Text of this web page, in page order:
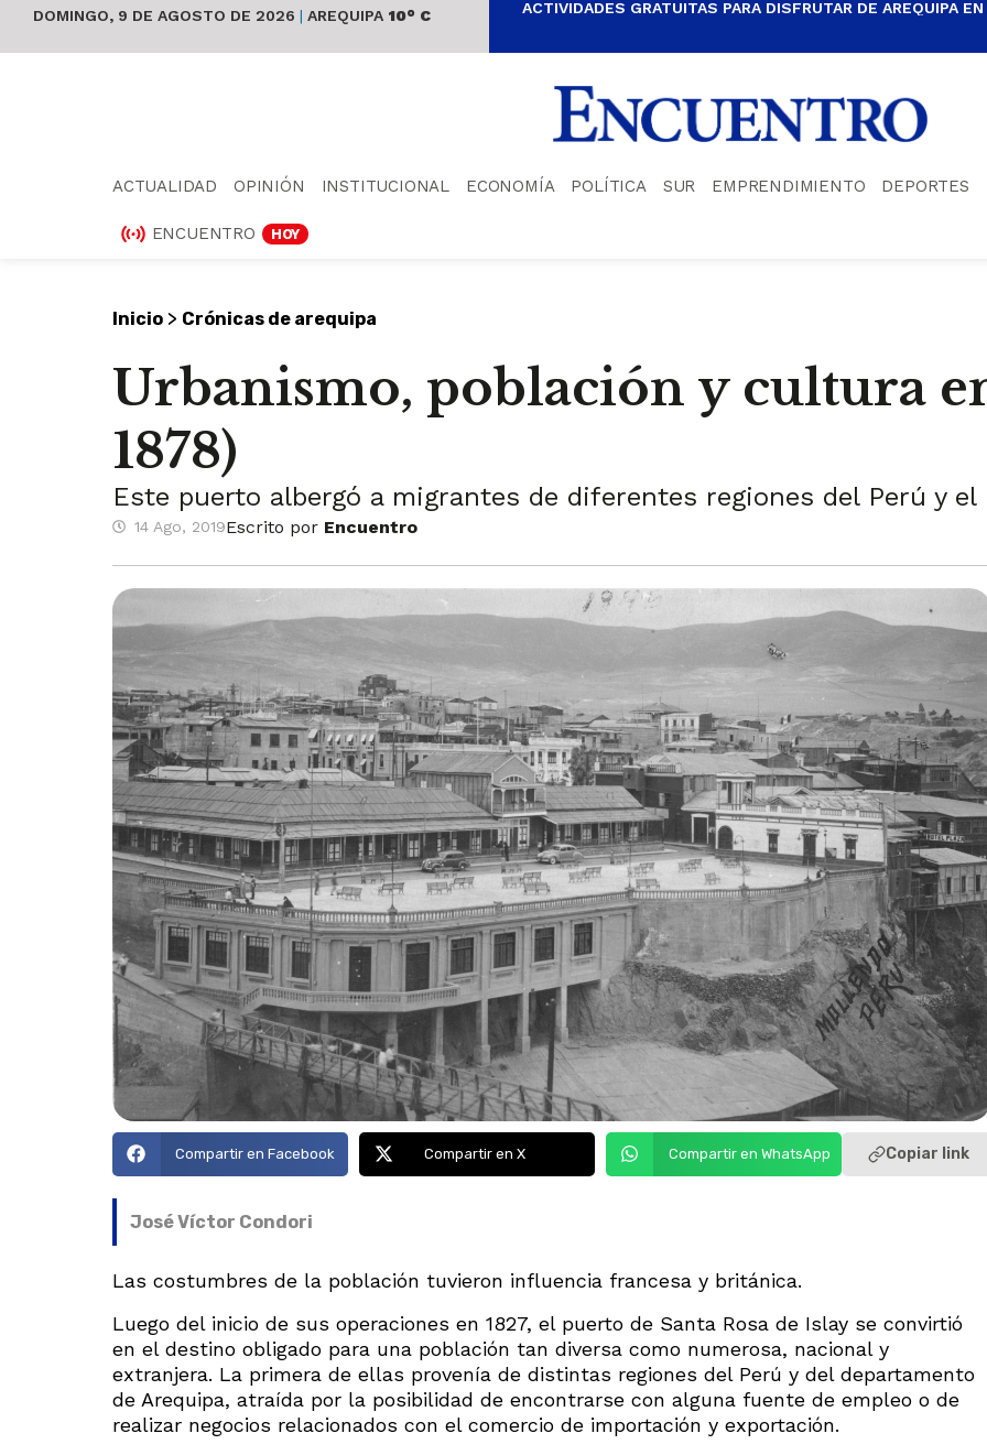
DOMINGO, 9 DE AGOSTO DE 2026 | AREQUIPA 10° C ACTIVIDADES GRATUITAS PARA DISFRUTAR DE AREQUIPA
ACTUALIDAD OPINIÓN INSTITUCIONAL ECONOMÍA POLÍTICA SUR EMPRENDIMIENTO DEPORTES
ENCUENTRO HOY
Inicio > Crónicas de arequipa
Urbanismo, población y cultura
1878)
Este puerto albergó a migrantes de diferentes regiones del Perú y el
14 Ago, 2019Escrito por Encuentro
Compartir en Facebook Compartir en X Compartir en WhatsApp Copiar link
José Víctor Condori
Las costumbres de la población tuvieron influencia francesa y británica.
Luego del inicio de sus operaciones en 1827, el puerto de Santa Rosa de Islay se convirtió
en el destino obligado para una población tan diversa como numerosa, nacional y
extranjera. La primera de ellas provenía de distintas regiones del Perú y del departamento
de Arequipa, atraída por la posibilidad de encontrarse con alguna fuente de empleo o de
realizar negocios relacionados con el comercio de importación y exportación.